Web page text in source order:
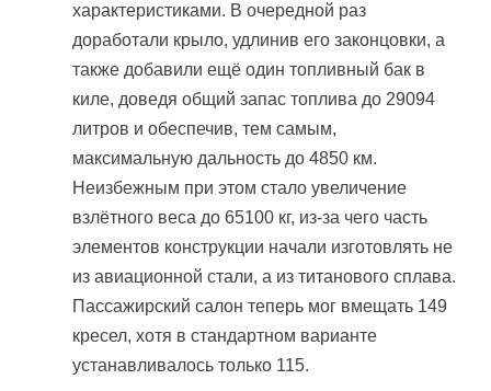
характеристиками. В очередной раз
доработали крыло, удлинив его законцовки, а
также добавили ещё один топливный бак в
киле, доведя общий запас топлива до 29094
литров и обеспечив, тем самым,
максимальную дальность до 4850 км.
Неизбежным при этом стало увеличение
взлётного веса до 65100 кг, из-за чего часть
элементов конструкции начали изготовлять не
из авиационной стали, а из титанового сплава.
Пассажирский салон теперь мог вмещать 149
кресел, хотя в стандартном варианте
устанавливалось только 115.